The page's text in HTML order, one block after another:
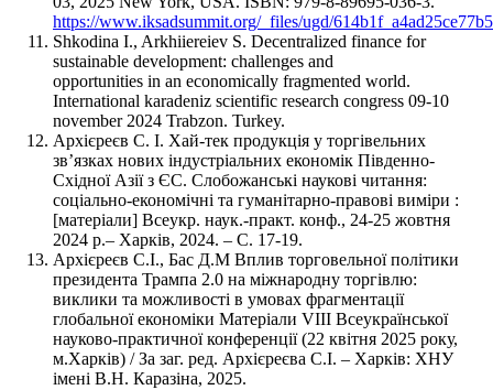
https://www.iksadsummit.org/_files/ugd/
Shkodina I., Arkhiiereiev S. Decentralized finance for
sustainable development: challenges and
opportunities in an economically fragmented world.
International karadeniz scientific research congress 09-10
november 2024 Trabzon. Turkey.
Архієреєв С. І. Хай-тек продукція у торгівельних
зв’язках нових індустріальних економік Південно-
Східної Азії з ЄС. Слобожанські наукові читання:
соціально-економічні та гуманітарно-правові виміри :
[матеріали] Всеукр. наук.-практ. конф., 24-25 жовтня
2024 р.– Харків, 2024. – С. 17-19.
Архієреєв С.І., Бас Д.М Вплив торговельної політики
президента Трампа 2.0 на міжнародну торгівлю:
виклики та можливості в умовах фрагментації
глобальної економіки Матеріали VIІI Всеукраїнської
науково-практичної конференції (22 квітня 2025 року,
м.Харків) / За заг. ред. Архієреєва С.І. – Харків: ХНУ
імені В.Н. Каразіна, 2025.